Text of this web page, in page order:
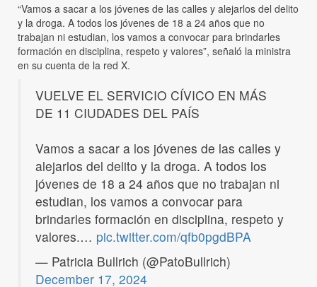
“Vamos a sacar a los jóvenes de las calles y alejarlos del delito
y la droga. A todos los jóvenes de 18 a 24 años que no
trabajan ni estudian, los vamos a convocar para brindarles
formación en disciplina, respeto y valores”, señaló la ministra
en su cuenta de la red X.
VUELVE EL SERVICIO CÍVICO EN MÁS
DE 11 CIUDADES DEL PAÍS
Vamos a sacar a los jóvenes de las calles y
alejarlos del delito y la droga. A todos los
jóvenes de 18 a 24 años que no trabajan ni
estudian, los vamos a convocar para
brindarles formación en disciplina, respeto y
valores.… pic.twitter.com/qfb0pgdBPA
— Patricia Bullrich (@PatoBullrich)
December 17, 2024